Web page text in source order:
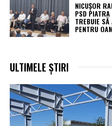
NICUȘOR
PSD
TREBUIE SĂ
PENTRU
ULTIMELE ȘTIRI